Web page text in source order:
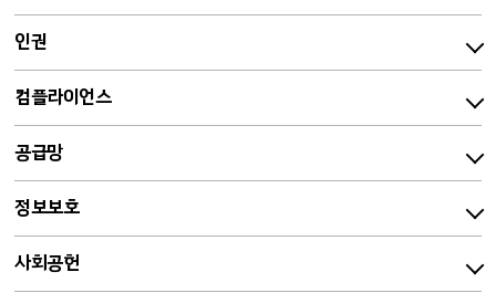
인권
컴플라이언스
공급망
정보보호
사회공헌